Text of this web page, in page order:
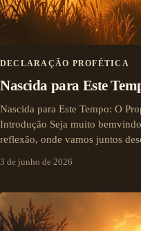
DECLARAÇÃO PROFÉTICA
Nascida para Este
Nascida para Este Tempo: O
Introdução Seja muito
reflexão, onde vamos juntos
3 de junho de 2026